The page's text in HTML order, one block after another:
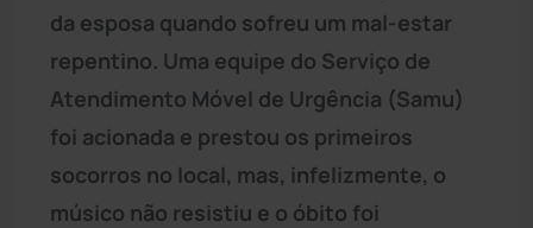
da esposa quando sofreu um mal-estar
repentino. Uma equipe do Serviço de
Atendimento Móvel de Urgência (Samu)
foi acionada e prestou os primeiros
socorros no local, mas, infelizmente, o
músico não resistiu e o óbito foi